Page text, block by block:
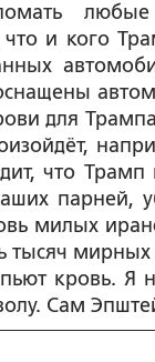
любые
и кого
для
что Трамп
парней,
милых
кровь. Я
Сам